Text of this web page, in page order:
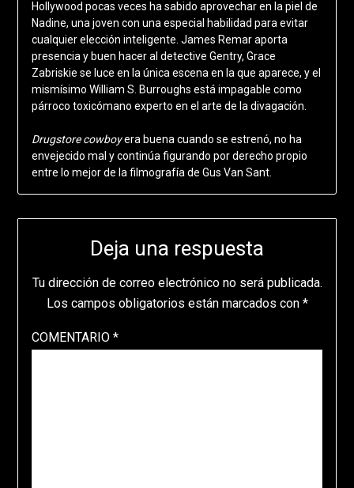
Hollywood pocas veces ha sabido aprovechar en la piel de
Nadine, una joven con una especial habilidad para evitar
cualquier elección inteligente. James Remar aporta
presencia y buen hacer al detective Gentry, Grace
Zabriskie se luce en la única escena en la que aparece, y el
mismísimo William S. Burroughs está impagable como
párroco toxicómano experto en el arte de la divagación.
Drugstore cowboyera buena cuando se estrenó, no ha
envejecido mal y continúa figurando por derecho propio
entre lo mejor de la filmografía de Gus Van Sant.
Deja una respuesta
Tu dirección de correo electrónico no será publicada.
Los campos obligatorios están marcados con *
COMENTARIO *